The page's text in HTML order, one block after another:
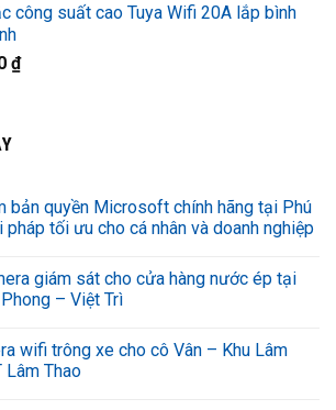
công suất cao Tuya Wifi 20A lắp bình
₫
bản quyền Microsoft chính hãng tại Phú
pháp tối ưu cho cá nhân và doanh nghiệp
giám sát cho cửa hàng nước ép tại
– Việt Trì
wifi trông xe cho cô Vân – Khu Lâm
Lâm Thao